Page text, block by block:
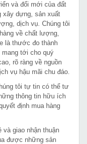
và đổi mới của đất
xây dựng, sản xuất
dịch vụ. Chúng tôi
về chất lượng,
là thước đo thành
mang tới cho quý
rõ ràng về nguồn
vụ hậu mãi chu đáo.
tôi tự tin có thể tư
thông tin hữu ích
định mua hàng
và giao nhận thuận
được những sản